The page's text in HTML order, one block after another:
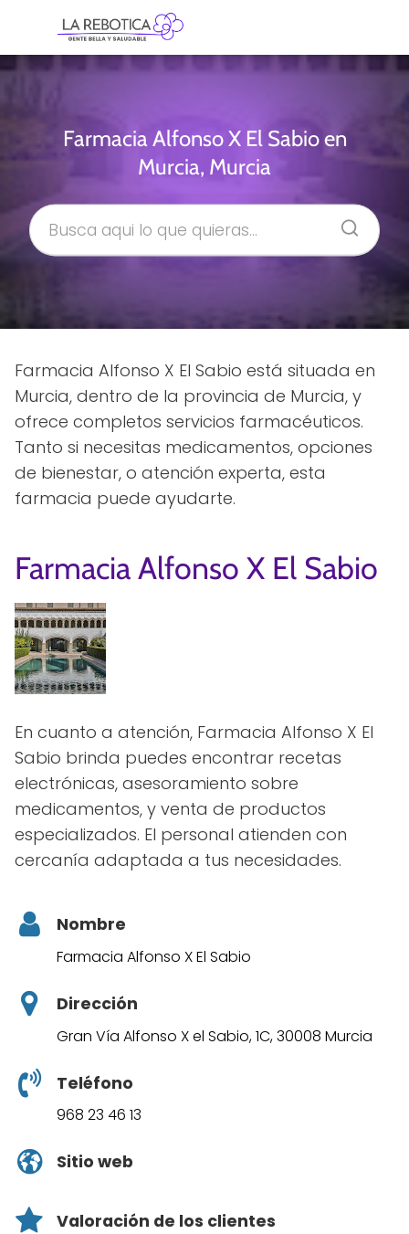
Farmacia Alfonso X El Sabio en
Murcia, Murcia
Farmacia Alfonso X El Sabio está situada en
Murcia, dentro de la provincia de Murcia, y
ofrece completos servicios farmacéuticos.
Tanto si necesitas medicamentos, opciones
de bienestar, o atención experta, esta
farmacia puede ayudarte.
Farmacia Alfonso X El Sabio
En cuanto a atención, Farmacia Alfonso X El
Sabio brinda puedes encontrar recetas
electrónicas, asesoramiento sobre
medicamentos, y venta de productos
especializados. El personal atienden con
cercanía adaptada a tus necesidades.
Nombre
Farmacia Alfonso X El Sabio
Dirección
Gran Vía Alfonso X el Sabio, 1C, 30008 Murcia
Teléfono
968 23 46 13
Sitio web
Valoración de los clientes